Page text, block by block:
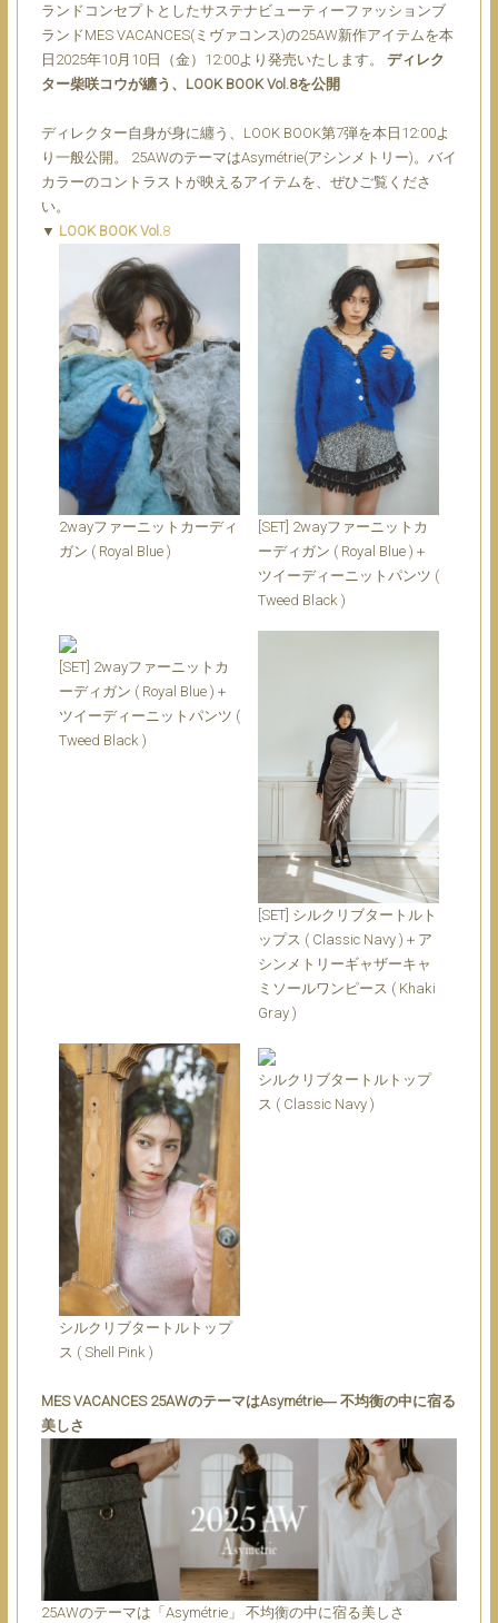
ランドコンセプトとしたサステナビューティーファッションブ
ランドMES VACANCES(ミヴァコンス)の25AW新作アイテムを本
日2025年10月10日（金）12:00より発売いたします。 ディレク
ター柴咲コウが纏う、LOOK BOOK Vol.8を公開
ディレクター自身が身に纏う、LOOK BOOK第7弾を本日12:00よ
り一般公開。 25AWのテーマはAsymétrie(アシンメトリー)。バイ
カラーのコントラストが映えるアイテムを、ぜひご覧くださ
い。
▼ LOOK BOOK Vol.8
2wayファーニットカーディ
ガン ( Royal Blue )
[SET] 2wayファーニットカ
ーディガン ( Royal Blue )＋
ツイーディーニットパンツ (
Tweed Black )
[SET] 2wayファーニットカ
ーディガン ( Royal Blue )＋
ツイーディーニットパンツ (
Tweed Black )
[SET] シルクリブタートルト
ップス ( Classic Navy )＋ア
シンメトリーギャザーキャ
ミソールワンピース ( Khaki
Gray )
シルクリブタートルトップ
ス ( Shell Pink )
シルクリブタートルトップ
ス ( Classic Navy )
MES VACANCES 25AWのテーマはAsymétrie― 不均衡の中に宿る
美しさ
25AWのテーマは「Asymétrie」 不均衡の中に宿る美しさ